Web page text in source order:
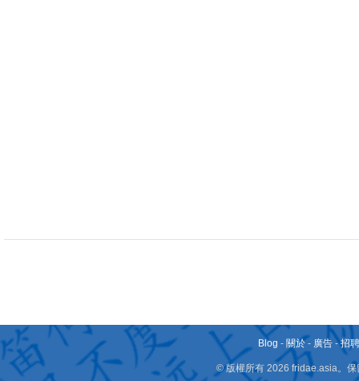
Blog - 關於 - 廣告 -招
© 版權所有 2026 fridae.asia。